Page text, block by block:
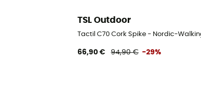
TSL Outdoor
Tactil C70 Cork Spike - Nordic-
66,90 € 94,90 € -29%